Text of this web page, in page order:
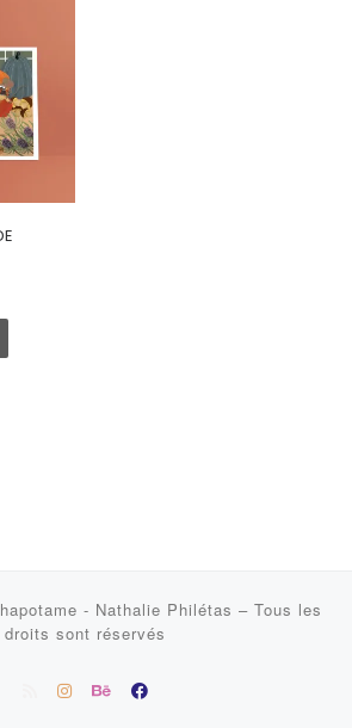
- Nathalie Philétas – Tous les
droits sont réservés